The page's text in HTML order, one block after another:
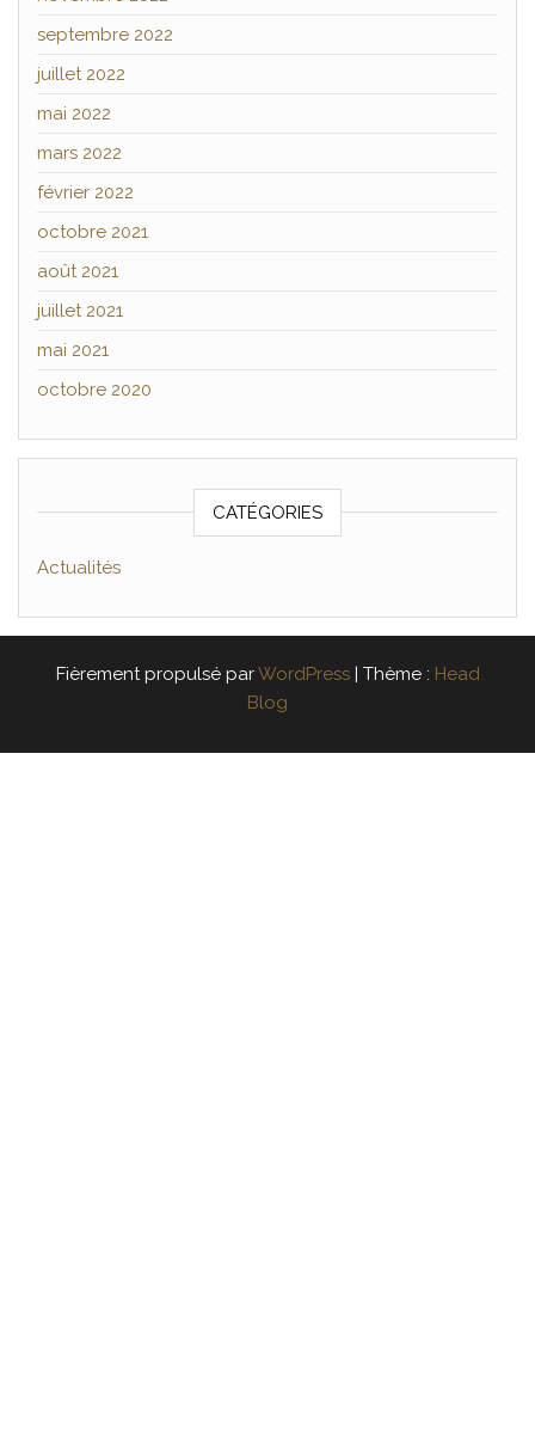
septembre 2022
juillet 2022
mai 2022
mars 2022
février 2022
octobre 2021
août 2021
juillet 2021
mai 2021
octobre 2020
CATÉGORIES
Actualités
Fièrement propulsé parWordPress Thème : Head
Blog